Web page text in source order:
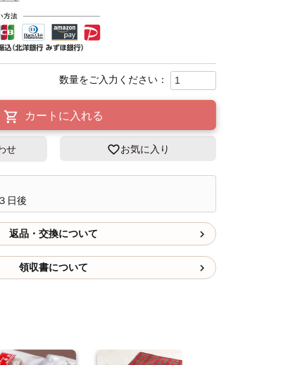
カートに入れる
せ お気に入り
日後
返品・交換について
領収書について